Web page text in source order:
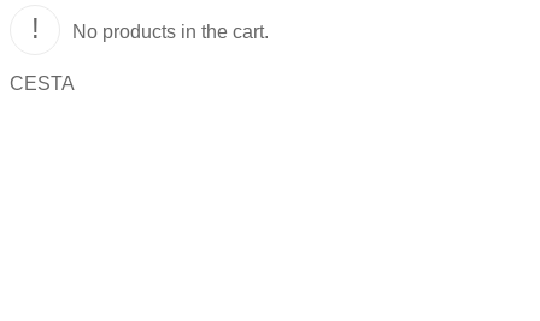
No products in the cart.
CESTA